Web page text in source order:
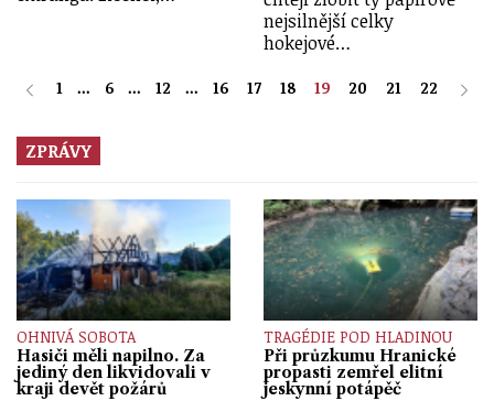
nejsilnější celky
hokejové…
1 ... 6 ... 12 ... 16 17 18 19 20 21 22
ZPRÁVY
OHNIVÁ SOBOTA
Hasiči měli napilno. Za
jediný den likvidovali v
kraji devět požárů
TRAGÉDIE POD HLADINOU
Při průzkumu Hranické
propasti zemřel elitní
jeskynní potápěč